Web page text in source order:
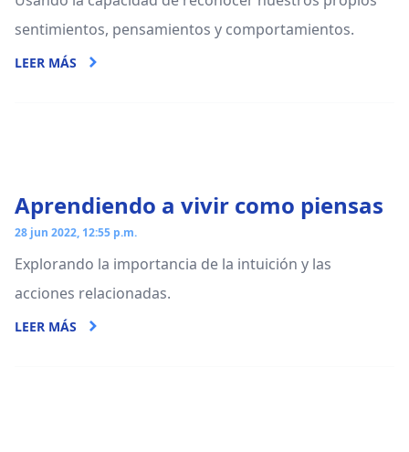
sentimientos, pensamientos y comportamientos.
LEER MÁS
Aprendiendo a vivir como piensas
28 jun 2022, 12:55 p.m.
Explorando la importancia de la intuición y las
acciones relacionadas.
LEER MÁS